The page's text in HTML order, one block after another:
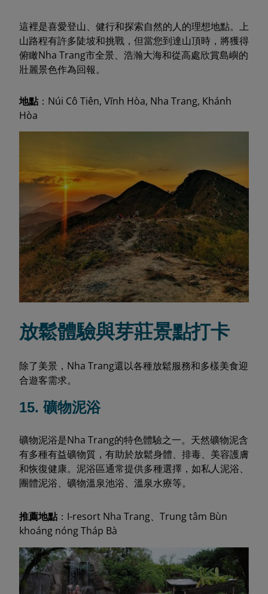
這裡是喜愛登山、健行和探索自然的人的理想地點。上
山路程有許多陡坡和挑戰，但當您到達山頂時，將獲得
俯瞰Nha Trang市全景、浩瀚大海和從高處欣賞島嶼的
壯麗景色作為回報。
地點 ：Núi Cô Tiên, Vĩnh Hòa, Nha Trang, Khánh
Hòa
放鬆體驗與芽莊景點打卡
除了美景，Nha Trang還以各種放鬆服務和多樣美食迎
合遊客需求。
15. 礦物泥浴
礦物泥浴是Nha Trang的特色體驗之一。天然礦物泥含
有多種有益礦物質，有助於放鬆身體、排毒、美容護膚
和恢復健康。泥浴區通常提供多種選擇，如私人泥浴、
團體泥浴、礦物溫泉池浴、溫泉水療等。
推薦地點 ：I-resort Nha Trang、Trung tâm Bùn
khoáng nóng Tháp Bà